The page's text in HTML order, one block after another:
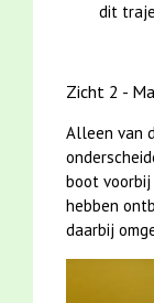
dit
Zicht 2 -
Alleen van
boot
hebben
daarbij